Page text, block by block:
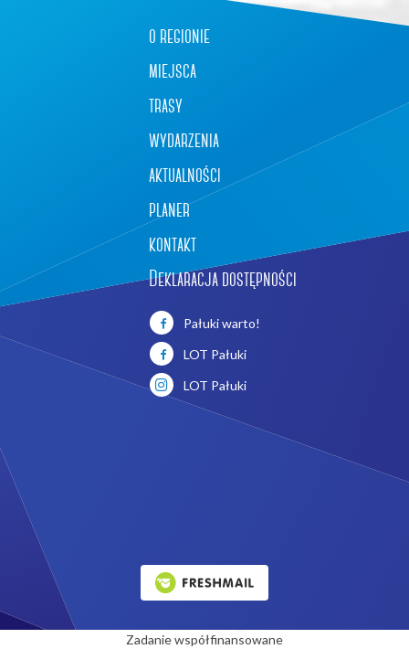
o regionie
miejsca
trasy
wydarzenia
aktualności
planer
kontakt
Deklaracja dostępności
Pałuki warto!
LOT Pałuki
LOT Pałuki
Zadanie współfinansowane